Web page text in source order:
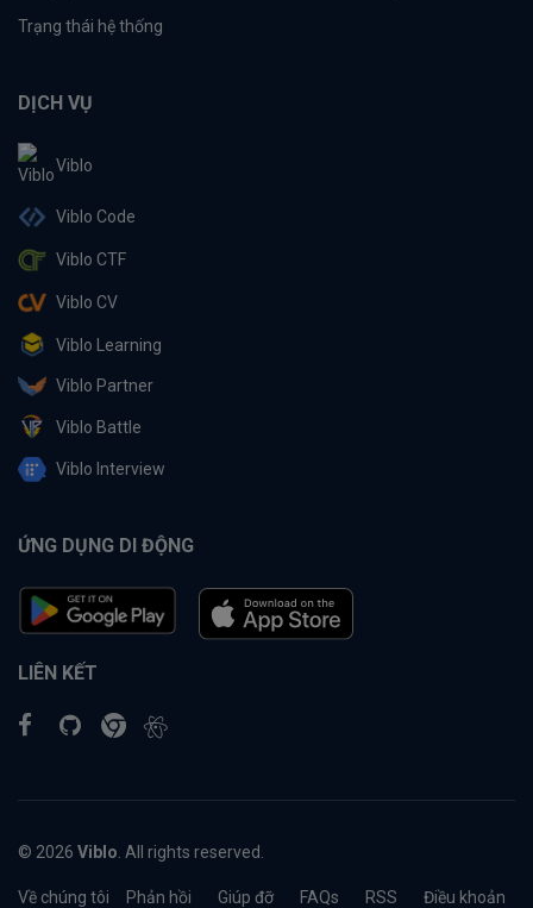
Trạng thái hệ thống
DỊCH VỤ
Viblo
Viblo Code
Viblo CTF
Viblo CV
Viblo Learning
Viblo Partner
Viblo Battle
Viblo Interview
ỨNG DỤNG DI ĐỘNG
LIÊN KẾT
© 2026 Viblo . All rights reserved.
Về chúng tôi Phản hồi Giúp đỡ FAQs RSS Điều khoản